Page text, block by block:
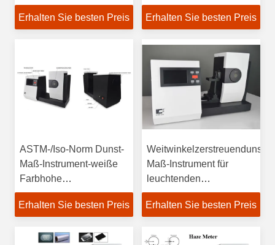
Dunst-Test Hazemeter
Erhalten Sie besten Preis
Entschließung USB-
Schnittstellen-0-100%
Erhalten Sie besten Preis
ASTM-/Iso-Norm Dunst-
Maß-Instrument-weiße
Farbhohe
Leistungsfähigkeit
Erhalten Sie besten Preis
Weitwinkelzerstreuendunst-
Maß-Instrument für
leuchtenden
Beförderungs-Test
Erhalten Sie besten Preis